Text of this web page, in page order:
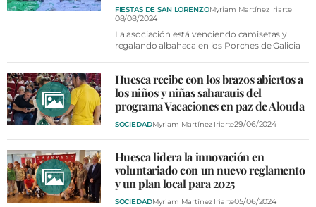
FIESTAS DE SAN LORENZOMyriam Martínez Iriarte
08/08/2024
La asociación está vendiendo camisetas y
regalando albahaca en los Porches de Galicia
Huesca recibe con los brazos abiertos a
los niños y niñas saharauis del
programa Vacaciones en paz de Alouda
SOCIEDADMyriam Martínez Iriarte29/06/2024
Huesca lidera la innovación en
voluntariado con un nuevo reglamento
y un plan local para 2025
SOCIEDADMyriam Martínez Iriarte05/06/2024